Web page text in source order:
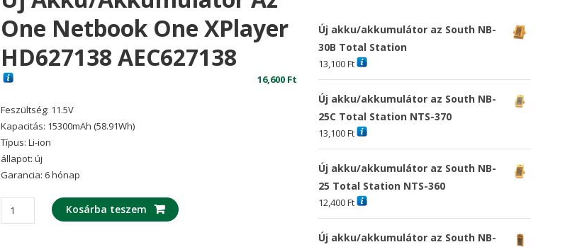
One Netbook One XPlayer
HD627138 AEC627138
16,600 Ft
Feszültség: 11.5V
Kapacitás: 15300mAh (58.91Wh)
Típus: Li-ion
állapot: új
Garancia: 6 hónap
akku/akkumulátor
Kosárba teszem
Új akku/akkumulátor az South NB-
30B Total Station
13,100Ft
Új akku/akkumulátor az South NB-
25C Total Station NTS-370
13,100Ft
Új akku/akkumulátor az South NB-
25 Total Station NTS-360
12,400Ft
Új akku/akkumulátor az South NB-